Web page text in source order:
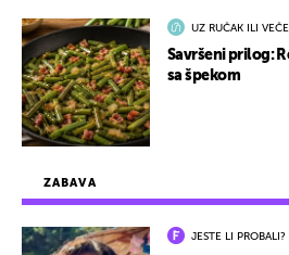
ZABAVA
JESTE LI PROBALI?
UZ RUČAK ILI
Savršeni prilog:
sa špekom